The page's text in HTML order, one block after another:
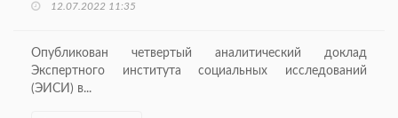
12.07.2022 11:35
Опубликован четвертый аналитический доклад
Экспертного института социальных исследований
(ЭИСИ) в...